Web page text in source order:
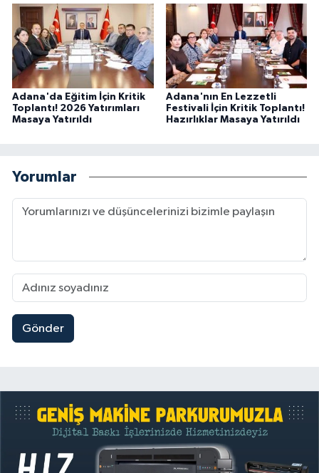
Adana'da Eğitim İçin Kritik
Toplantı! 2026 Yatırımları
Masaya Yatırıldı
Adana'nın En Lezzetli
Festivali İçin Kritik Toplantı!
Hazırlıklar Masaya Yatırıldı
Yorumlar
Gönder